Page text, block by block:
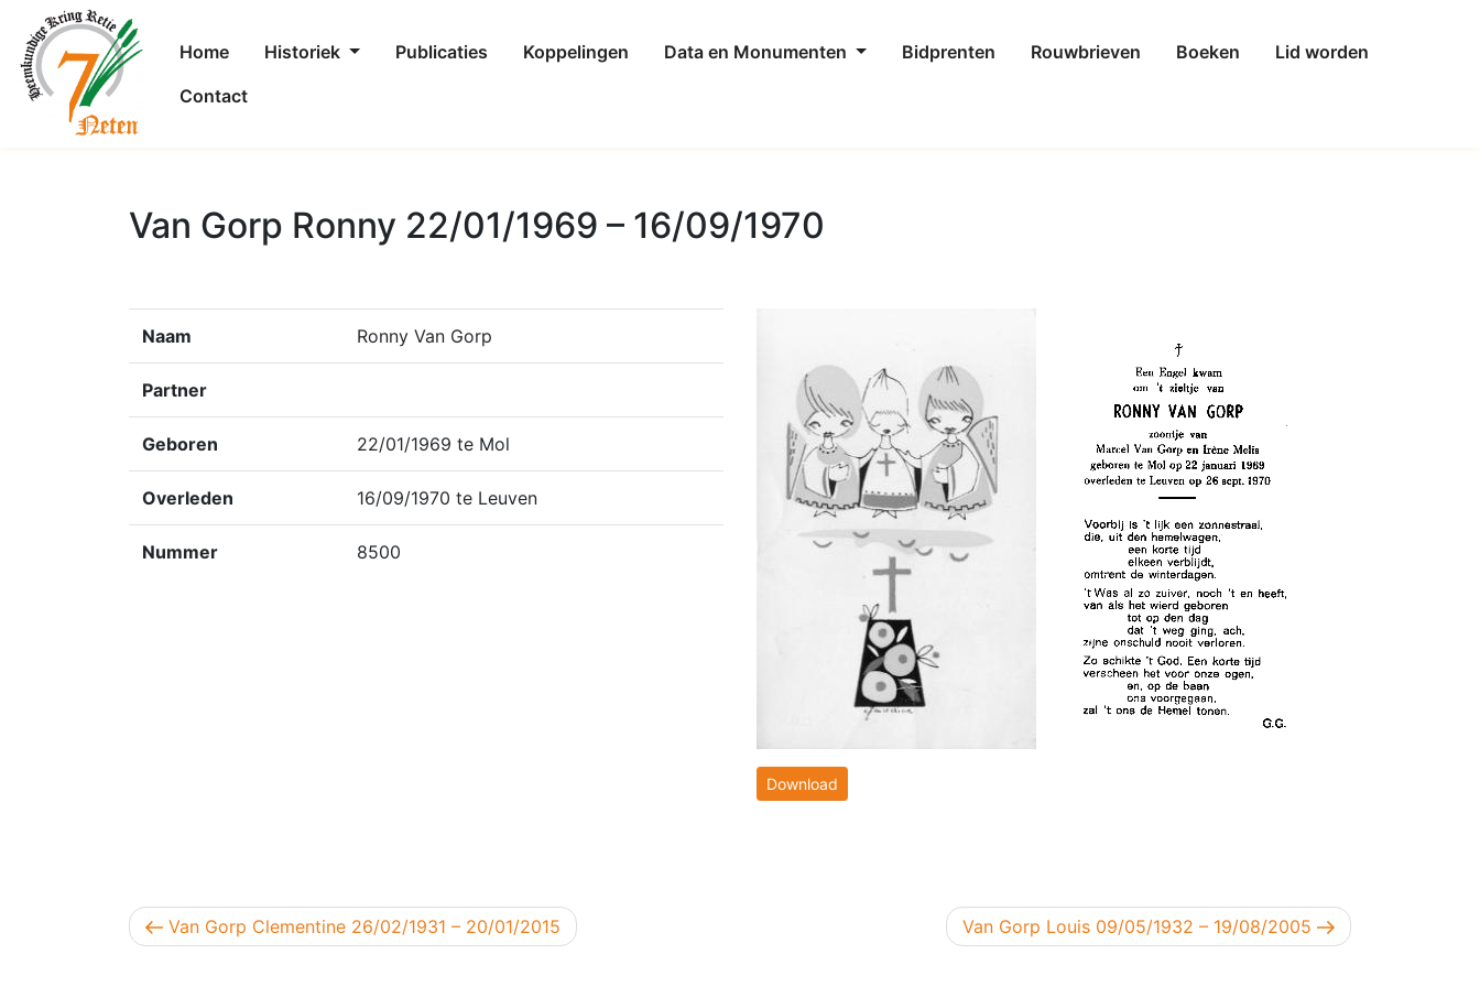
Home Historiek Publicaties Koppelingen Data en Monumenten Bidprenten Rouwbrieven Boeken
Lid worden
Contact
Van Gorp Ronny 22/01/1969 – 16/09/1970
Naam Ronny Van Gorp
Partner
Geboren 22/01/1969 te Mol
Overleden 16/09/1970 te Leuven
Nummer 8500
Download
Berichtnavigatie
Vorig bericht
Van Gorp Clementine 26/02/1931 – 20/01/2015 Volgend bericht
Van Gorp Louis 09/05/1932 – 19/08/2005